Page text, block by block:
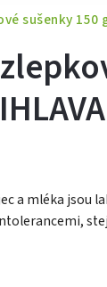
sušenky 150
a mléka jsou